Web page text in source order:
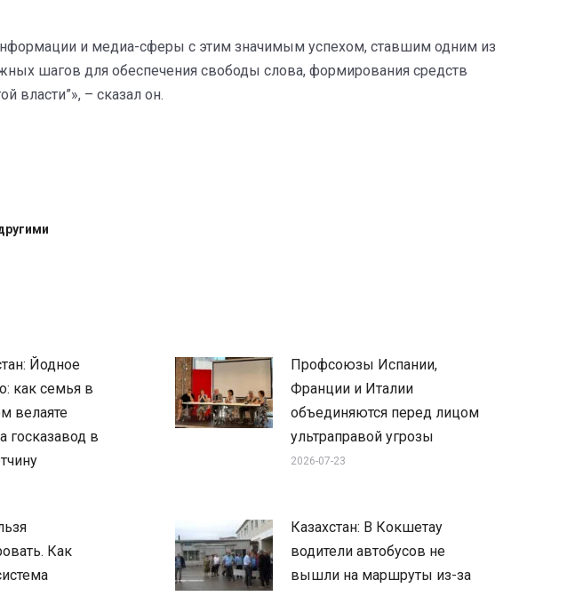
и медиа-сферы с этим значимым успехом, ставшим одним из
шагов для обеспечения свободы слова, формирования средств
власти”», – сказал он.
Йодное
как семья в
велаяте
госказавод в
Профсоюзы Испании,
Франции и Италии
объединяются перед лицом
ультраправой угрозы
2026-07-23
Как
Казахстан: В Кокшетау
водители автобусов не
вышли на маршруты из-за